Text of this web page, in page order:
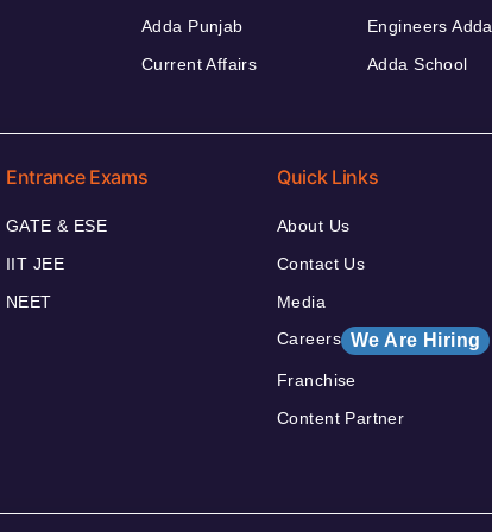
Adda Punjab
Current Affairs
Engineers Adda
Adda School
Entrance Exams
GATE & ESE
IIT JEE
NEET
Quick Links
About Us
Contact Us
Media
Careers We Are Hiring
Franchise
Content Partner